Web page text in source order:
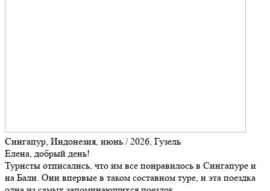
Сингапур, Индонезия, июнь / 2026, Гузель
Елена, добрый день!
Туристы отписались, что им все понравилось в Сингапуре и
на Бали. Они впервые в таком составном туре, и эта поездка